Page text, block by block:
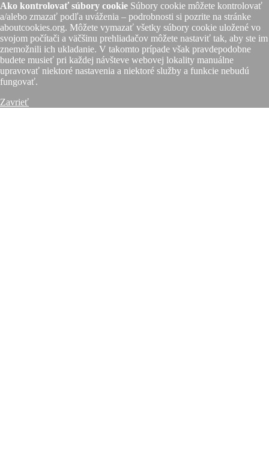
Ako kontrolovať súbory cookie Súbory cookie môžete kontrolovať
a/alebo zmazať podľa uváženia – podrobnosti si pozrite na stránke
aboutcookies.org. Môžete vymazať všetky súbory cookie uložené vo
svojom počítači a väčšinu prehliadačov môžete nastaviť tak, aby ste im
znemožnili ich ukladanie. V takomto prípade však pravdepodobne
budete musieť pri každej návšteve webovej lokality manuálne
upravovať niektoré nastavenia a niektoré služby a funkcie nebudú
fungovať.
Zavrieť